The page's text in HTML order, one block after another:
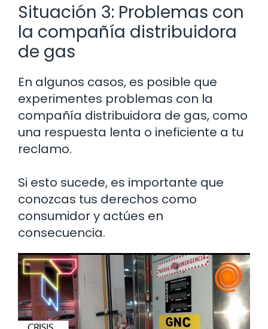
Situación 3: Problemas con
la compañía distribuidora
de gas
En algunos casos, es posible que
experimentes problemas con la
compañía distribuidora de gas, como
una respuesta lenta o ineficiente a tu
reclamo.
Si esto sucede, es importante que
conozcas tus derechos como
consumidor y actúes en
consecuencia.